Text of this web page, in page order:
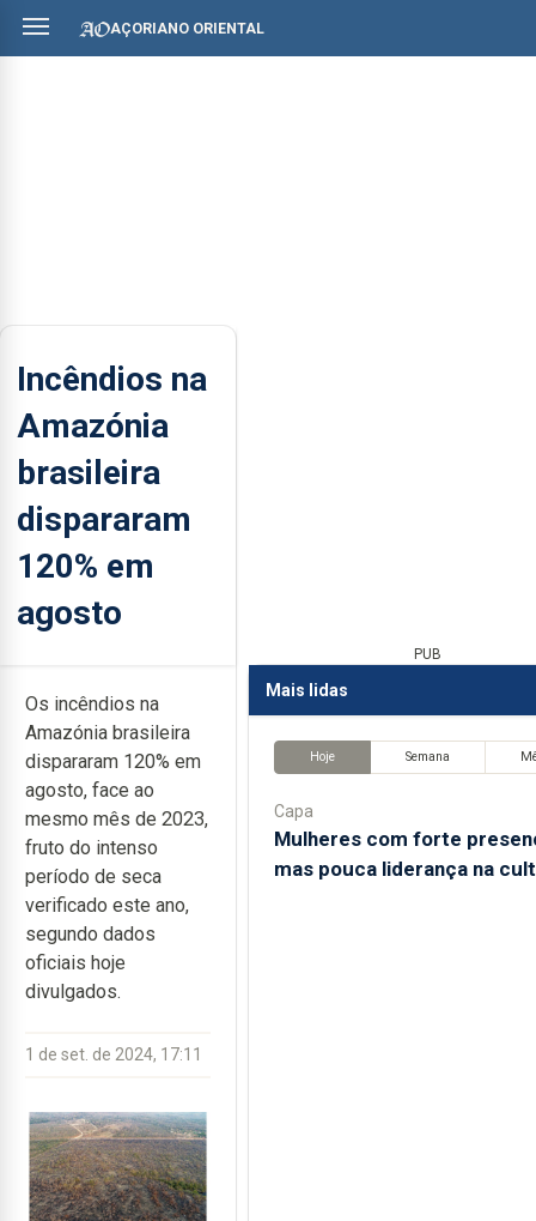
AÇORIANO ORIENTAL
Incêndios na
Amazónia
brasileira
dispararam
120% em
agosto
Os incêndios na
Amazónia brasileira
dispararam 120% em
agosto, face ao
mesmo mês de 2023,
fruto do intenso
período de seca
verificado este ano,
segundo dados
oficiais hoje
divulgados.
1 de set. de 2024, 17:11
PUB
Mais lidas
Hoje Semana
Capa
Mulheres com forte
mas pouca liderança na